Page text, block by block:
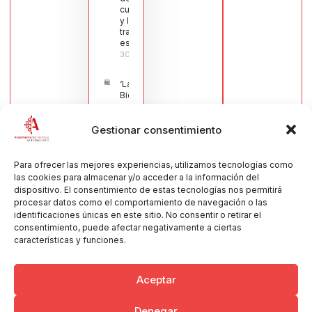
Gestionar consentimiento
Para ofrecer las mejores experiencias, utilizamos tecnologías como
las cookies para almacenar y/o acceder a la información del
dispositivo. El consentimiento de estas tecnologías nos permitirá
procesar datos como el comportamiento de navegación o las
identificaciones únicas en este sitio. No consentir o retirar el
consentimiento, puede afectar negativamente a ciertas
características y funciones.
Aceptar
cuchillería
y la navaja
tradicional
española
30/07/2026
‘La
Bienvenida’,
estampa de
de la Virgen
Muñoz
Muñoz,
anuncia las
Fiestas
Patronales
2026
30/07/2026